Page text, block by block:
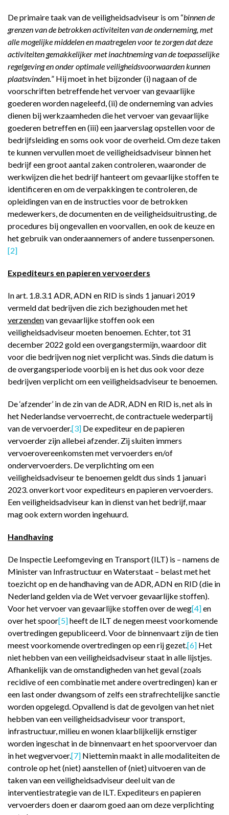
De primaire taak van de veiligheidsadviseur is om “binnen de
grenzen van de betrokken activiteiten van de onderneming, met
alle mogelijke middelen en maatregelen voor te zorgen dat deze
activiteiten gemakkelijker met inachtneming van de toepasselijke
regelgeving en onder optimale veiligheidsvoorwaarden kunnen
plaatsvinden.” Hij moet in het bijzonder (i) nagaan of de
voorschriften betreffende het vervoer van gevaarlijke
goederen worden nageleefd, (ii) de onderneming van advies
dienen bij werkzaamheden die het vervoer van gevaarlijke
goederen betreffen en (iii) een jaarverslag opstellen voor de
bedrijfsleiding en soms ook voor de overheid. Om deze taken
te kunnen vervullen moet de veiligheidsadviseur binnen het
bedrijf een groot aantal zaken controleren, waaronder de
werkwijzen die het bedrijf hanteert om gevaarlijke stoffen te
identificeren en om de verpakkingen te controleren, de
opleidingen van en de instructies voor de betrokken
medewerkers, de documenten en de veiligheidsuitrusting, de
procedures bij ongevallen en voorvallen, en ook de keuze en
het gebruik van onderaannemers of andere tussenpersonen.
[2]
Expediteurs en papieren vervoerders
In art. 1.8.3.1 ADR, ADN en RID is sinds 1 januari 2019
vermeld dat bedrijven die zich bezighouden met het
verzendenvan gevaarlijke stoffen ook een
veiligheidsadviseur moeten benoemen. Echter, tot 31
december 2022 gold een overgangstermijn, waardoor dit
voor die bedrijven nog niet verplicht was. Sinds die datum is
de overgangsperiode voorbij en is het dus ook voor deze
bedrijven verplicht om een veiligheidsadviseur te benoemen.
De ‘afzender’ in de zin van de ADR, ADN en RID is, net als in
het Nederlandse vervoerrecht, de contractuele wederpartij
van de vervoerder.[3] De expediteur en de papieren
vervoerder zijn allebei afzender. Zij sluiten immers
vervoerovereenkomsten met vervoerders en/of
ondervervoerders. De verplichting om een
veiligheidsadviseur te benoemen geldt dus sinds 1 januari
2023. onverkort voor expediteurs en papieren vervoerders.
Een veiligheidsadviseur kan in dienst van het bedrijf, maar
mag ook extern worden ingehuurd.
Handhaving
De Inspectie Leefomgeving en Transport (ILT) is – namens de
Minister van Infrastructuur en Waterstaat – belast met het
toezicht op en de handhaving van de ADR, ADN en RID (die in
Nederland gelden via de Wet vervoer gevaarlijke stoffen).
Voor het vervoer van gevaarlijke stoffen over de weg[4]en
over het spoor[5]heeft de ILT de negen meest voorkomende
overtredingen gepubliceerd. Voor de binnenvaart zijn de tien
meest voorkomende overtredingen op een rij gezet.[6] Het
niet hebben van een veiligheidsadviseur staat in alle lijstjes.
Afhankelijk van de omstandigheden van het geval (zoals
recidive of een combinatie met andere overtredingen) kan er
een last onder dwangsom of zelfs een strafrechtelijke sanctie
worden opgelegd. Opvallend is dat de gevolgen van het niet
hebben van een veiligheidsadviseur voor transport,
infrastructuur, milieu en wonen klaarblijkelijk ernstiger
worden ingeschat in de binnenvaart en het spoorvervoer dan
in het wegvervoer.[7] Niettemin maakt in alle modaliteiten de
controle op het (niet) aanstellen of (niet) uitvoeren van de
taken van een veiligheidsadviseur deel uit van de
interventiestrategie van de ILT. Expediteurs en papieren
vervoerders doen er daarom goed aan om deze verplichting